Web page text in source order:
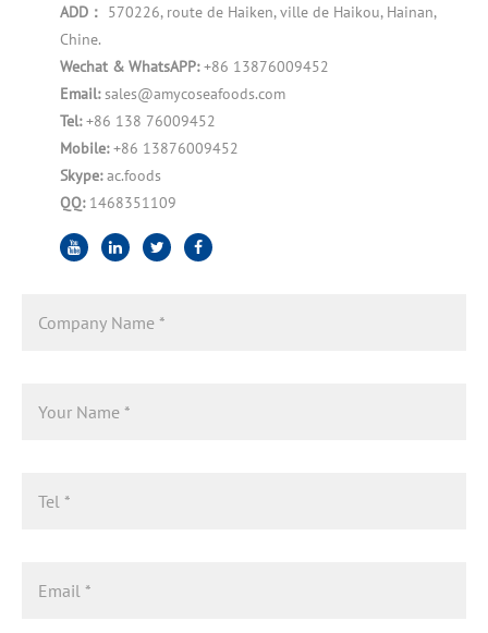
ADD： 570226, route de Haiken, ville de Haikou, Hainan,
Chine.
Wechat & WhatsAPP:+86 13876009452
Email: sales@amycoseafoods.com
Tel:+86 138 76009452
Mobile:+86 13876009452
Skype:ac.foods
QQ: 1468351109